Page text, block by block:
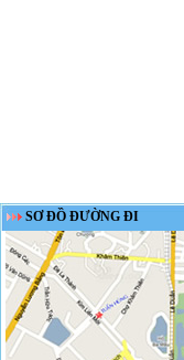
SƠ ĐỒ ĐƯỜNG ĐI